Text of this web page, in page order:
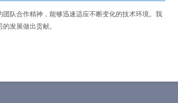
队合作精神，能够迅速适应不断变化的技术环境。我
发展做出贡献。